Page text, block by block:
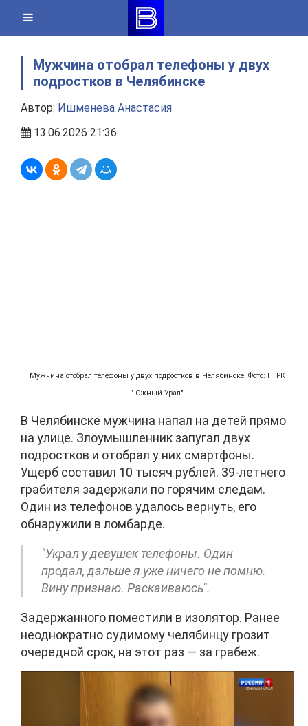
content
Мужчина отобрал телефоны у двух
подростков в Челябинске
Автор: Ишменева Анастасия
13.06.2026 21:36
Мужчина отобрал телефоны у двух подростков в Челябинске. Фото: ГТРК
"Южный Урал"
В Челябинске мужчина напал на детей прямо
на улице. Злоумышленник запугал двух
подростков и отобрал у них смартфоны.
Ущерб составил 10 тысяч рублей. 39-летнего
грабителя задержали по горячим следам.
Один из телефонов удалось вернуть, его
обнаружили в ломбарде.
"Украл у девушек телефоны. Один
продал, дальше я уже ничего не помню.
Вину признаю. Раскаиваюсь".
Задержанного поместили в изолятор. Ранее
неоднократно судимому челябинцу грозит
очередной срок, на этот раз — за грабеж.